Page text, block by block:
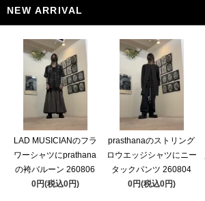
NEW ARRIVAL
LAD MUSICIANのフラ
ワーシャツにprathana
の袴バルーン 260806
0円(税込0円)
prasthanaのストリング
ロウエッジシャツにニー
タックパンツ 260804
0円(税込0円)